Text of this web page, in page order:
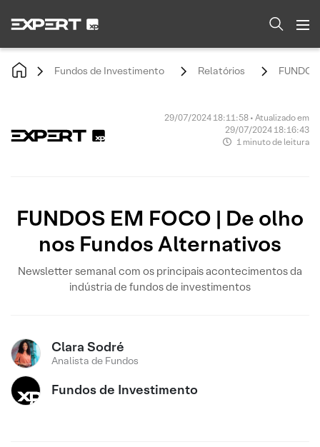
Fundos de Investimento Relatórios
29/07/2024 18:11:58 • Atualizado em
29/07/2024 18:16:43
1 minuto de leitura
FUNDOS EM FOCO | De olho
nos Fundos Alternativos
Newsletter semanal com os principais acontecimentos da
indústria de fundos de investimentos
Clara Sodré
Analista de Fundos
Fundos de Investimento